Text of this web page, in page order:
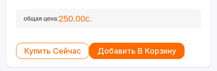
общая цена:250.00с.
Купить Сейчас Добавить В Корзину